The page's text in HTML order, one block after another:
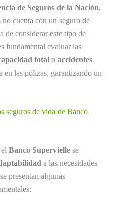
de Seguros de la Nación,
cuenta con un seguro de
de considerar este tipo de
fundamental evaluar las
total o accidentes
en las pólizas, garantizando un
seguros de vida de Banco
Banco Supervielle se
a las necesidades
presentan algunas